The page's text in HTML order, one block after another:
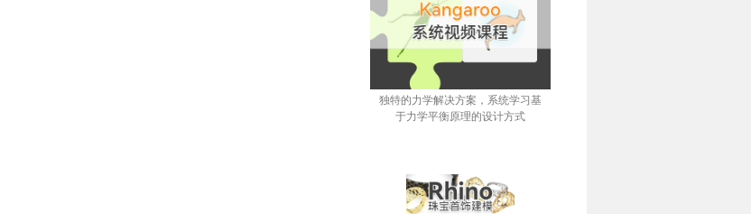
独特的力学解决方案，系统学习基
于力学平衡原理的设计方式